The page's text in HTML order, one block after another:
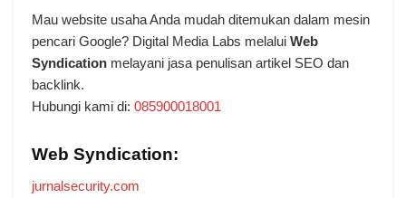
Mau website usaha Anda mudah ditemukan dalam mesin
pencari Google? Digital Media Labs melalui Web
Syndication melayani jasa penulisan artikel SEO dan
backlink.
Hubungi kami di: 085900018001
Web Syndication:
jurnalsecurity.com